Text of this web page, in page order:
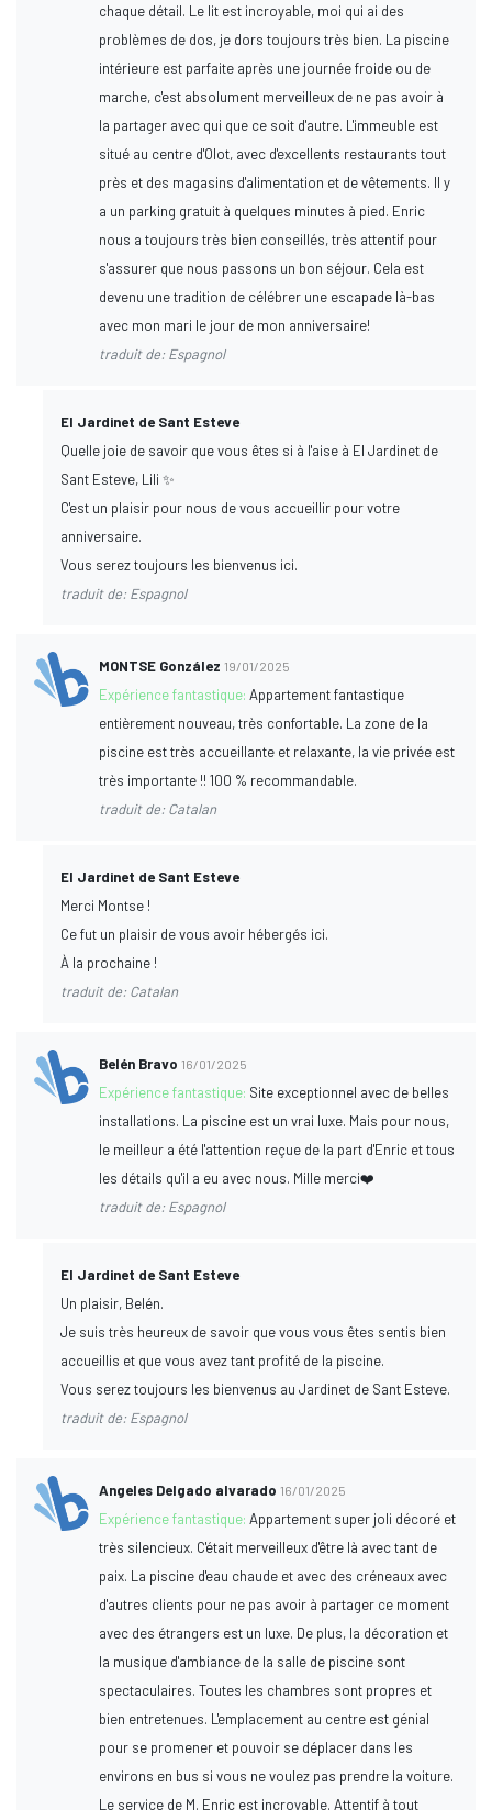
chaque détail. Le lit est incroyable, moi qui ai des
problèmes de dos, je dors toujours très bien. La piscine
intérieure est parfaite après une journée froide ou de
marche, c'est absolument merveilleux de ne pas avoir à
la partager avec qui que ce soit d'autre. L'immeuble est
situé au centre d'Olot, avec d'excellents restaurants tout
près et des magasins d'alimentation et de vêtements. Il y
a un parking gratuit à quelques minutes à pied. Enric
nous a toujours très bien conseillés, très attentif pour
s'assurer que nous passons un bon séjour. Cela est
devenu une tradition de célébrer une escapade là-bas
avec mon mari le jour de mon anniversaire!
traduit de: Espagnol
El Jardinet de Sant Esteve
Quelle joie de savoir que vous êtes si à l'aise à El Jardinet de
Sant Esteve, Lili ✨
C'est un plaisir pour nous de vous accueillir pour votre
anniversaire.
Vous serez toujours les bienvenus ici.
traduit de: Espagnol
MONTSE González 19/01/2025
Expérience fantastique:Appartement fantastique
entièrement nouveau, très confortable. La zone de la
piscine est très accueillante et relaxante, la vie privée est
très importante !! 100 % recommandable.
traduit de: Catalan
El Jardinet de Sant Esteve
Merci Montse !
Ce fut un plaisir de vous avoir hébergés ici.
À la prochaine !
traduit de: Catalan
Belén Bravo 16/01/2025
Expérience fantastique: Site exceptionnel avec de belles
installations. La piscine est un vrai luxe. Mais pour nous,
le meilleur a été l'attention reçue de la part d'Enric et tous
les détails qu'il a eu avec nous. Mille merci❤️
traduit de: Espagnol
El Jardinet de Sant Esteve
Un plaisir, Belén.
Je suis très heureux de savoir que vous vous êtes sentis bien
accueillis et que vous avez tant profité de la piscine.
Vous serez toujours les bienvenus au Jardinet de Sant Esteve.
traduit de: Espagnol
Angeles Delgado alvarado 16/01/2025
Expérience fantastique:Appartement super joli décoré et
très silencieux. C'était merveilleux d'être là avec tant de
paix. La piscine d'eau chaude et avec des créneaux avec
d'autres clients pour ne pas avoir à partager ce moment
avec des étrangers est un luxe. De plus, la décoration et
la musique d'ambiance de la salle de piscine sont
spectaculaires. Toutes les chambres sont propres et
bien entretenues. L'emplacement au centre est génial
pour se promener et pouvoir se déplacer dans les
environs en bus si vous ne voulez pas prendre la voiture.
Le service de M. Enric est incroyable. Attentif à tout